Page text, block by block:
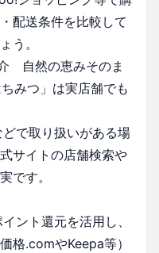
配送条件を比較して
う。
自然の恵みそのま
みつ」は実店舗でも
で取り扱いがある場
サイトの店舗検索や
です。
ント還元を活用し、
格.comやKeepa等）